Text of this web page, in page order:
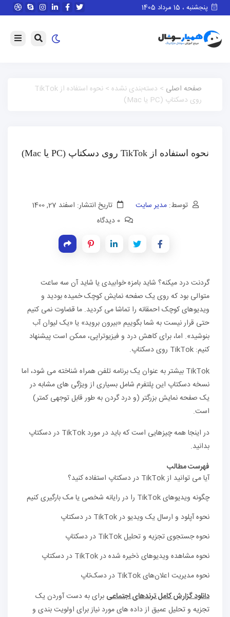
پنجشنبه ، 15 مرداد 1405
صفحه اصلی
> دسته‌بندی نشده > نحوه استفاده از TikTok
روی دسکتاپ (PC یا Mac)
نحوه استفاده از TikTok روی دسکتاپ (PC یا Mac)
توسط:مدیر سایت
تاریخ انتشار: اسفند 27, 1400
گردنت درد میکنه؟ شاید بامزه خوابیدی یا شاید آن سه ساعت
متوالی بود که روی یک صفحه نمایش کوچک خمیده بودید و
ویدیوهای کوچک احمقانه را تماشا می کردید. ما قضاوت نمی کنیم
حتی قرار نیست به شما بگوییم «بیرون بروید» یا «یک لیوان آب
بنوشید». اما، برای کاهش درد و فیزیوتراپی، ممکن است پیشنهاد
کنیم: TikTok روی دسکتاپ.
TikTok بیشتر به عنوان یک برنامه تلفن همراه شناخته می شود، اما
نسخه دسکتاپ این پلتفرم شامل بسیاری از ویژگی های مشابه در
یک صفحه نمایش بزرگتر (و درد گردن به طور قابل توجهی کمتر)
است.
در اینجا همه چیزهایی است که باید در مورد TikTok در دسکتاپ
بدانید.
فهرست مطالب
آیا می توانید از TikTok در دسکتاپ استفاده کنید؟
چگونه ویدیوهای TikTok را در رایانه شخصی یا مک بارگیری کنیم
نحوه آپلود و ارسال یک ویدیو در TikTok در دسکتاپ
نحوه جستجوی تجزیه و تحلیل TikTok در دسکتاپ
نحوه مشاهده ویدیوهای ذخیره شده در TikTok در دسکتاپ
نحوه مدیریت اعلان‌های TikTok در دسک‌تاپ
دانلود گزارش کامل ترندهای اجتماعی برای به دست آوردن یک
تجزیه و تحلیل عمیق از داده های مورد نیاز برای اولویت بندی و